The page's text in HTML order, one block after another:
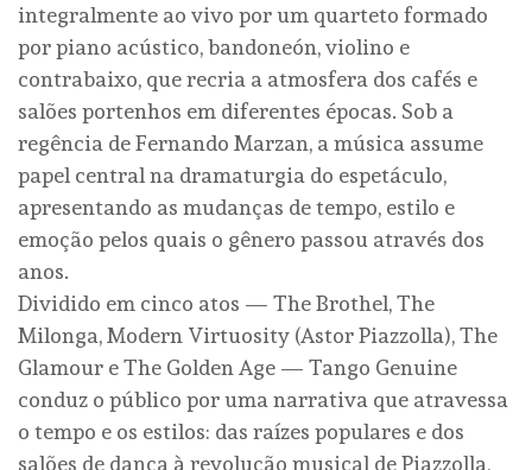
integralmente ao vivo por um quarteto formado
por piano acústico, bandoneón, violino e
contrabaixo, que recria a atmosfera dos cafés e
salões portenhos em diferentes épocas. Sob a
regência de Fernando Marzan, a música assume
papel central na dramaturgia do espetáculo,
apresentando as mudanças de tempo, estilo e
emoção pelos quais o gênero passou através dos
anos.
Dividido em cinco atos — The Brothel, The
Milonga, Modern Virtuosity (Astor Piazzolla), The
Glamour e The Golden Age — Tango Genuine
conduz o público por uma narrativa que atravessa
o tempo e os estilos: das raízes populares e dos
salões de dança à revolução musical de Piazzolla,